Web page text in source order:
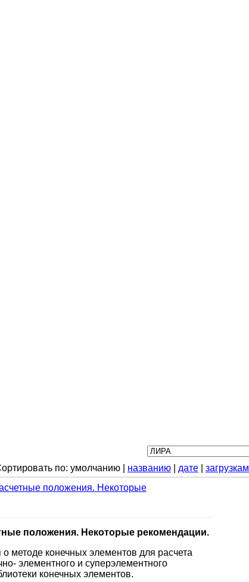
по: умолчанию | названию дате загрузкам
положения. Некоторые
положения. Некоторые рекомендации.
методе конечных элементов для расчета
элементного и суперэлементного
конечных элементов.